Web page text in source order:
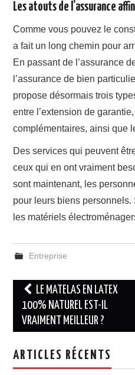
Les atouts de l’assurance
Comme vous pouvez le
a fait un long chemin pour
En passant de l’assurance
l’assurance de bien
propose désormais trois
entre l’extension de
complémentaires, ainsi que
Des services qui peuvent
ceux qui en ont vraiment
sont maintenant, les
pour leurs biens
les matériels
Entreprise
Navigation
des
articles
LE MATELAS EN LATEX
100% NATUREL EST-IL
VRAIMENT MEILLEUR ?
ARTICLES RÉCENTS